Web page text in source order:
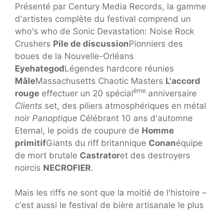
Présenté par Century Media Records, la gamme
d'artistes complète du festival comprend un
who's who de Sonic Devastation: Noise Rock
Crushers Pile de discussionPionniers des
boues de la Nouvelle-Orléans
EyehategodLégendes hardcore réunies
MâleMassachusetts Chaotic Masters L'accord
rouge effectuer un 20 spécialème anniversaire
Clients set, des piliers atmosphériques en métal
noir Panoptique Célébrant 10 ans d'automne
Eternal, le poids de coupure de Homme
primitifGiants du riff britannique Conanéquipe
de mort brutale Castratoret des destroyers
noircis NECROFIER.
Mais les riffs ne sont que la moitié de l'histoire –
c'est aussi le festival de bière artisanale le plus